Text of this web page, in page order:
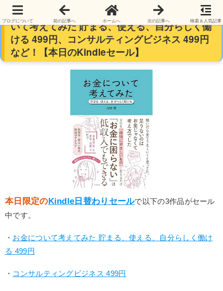
【再掲】【最大73％オフ】【499円】お金につ
いて考えてみた 貯まる、使える、自分らしく働
ける 499円、コンサルティングビジネス 499円
など！【本日のKindleセール】
本日限定のKindle日替わりセールで以下の3作品がセール
中です。
・ お金について考えてみた 貯まる、使える、自分らしく働け
る 499円
・ コンサルティングビジネス 499円
ブログについて 前の記事へ ホームへ 次の記事へ 検索＆人気記事